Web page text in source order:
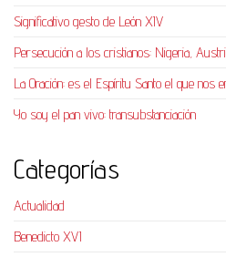
Significativo gesto de León XIV
Persecución a los cristianos: Nigeria,
La Oración: es el Espíritu Santo el que nos
Yo soy el pan vivo: transubstanciación
Categorías
Actualidad
Benedicto XVI